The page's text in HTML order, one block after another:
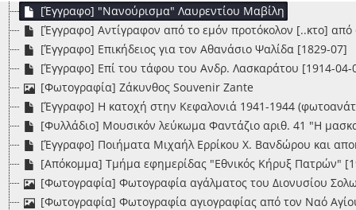
[Έγγραφο] "Νανούρισμα" Λαυρεντίου Μαβίλη
[Έγγραφο] Αντίγραφον από το εμόν προτόκολον [..κτο]
[Έγγραφο] Επικήδειος για τον Αθανάσιο Ψαλίδα [1829-07]
[Έγγραφο] Επί του τάφου του Ανδρ. Λασκαράτου [1914-04-
[Φωτογραφία] Ζάκυνθος Souvenir Zante
[Έγγραφο] Η κατοχή στην Κεφαλονιά 1941-1944
[Φυλλάδιο] Μουσικόν λεύκωμα Φαντάζιο αριθ. 41 "Η
[Έγγραφο] Ποιήματα Μιχαήλ Ερρίκου Χ. Βανδώρου και
[Απόκομμα] Τμήμα εφημερίδας "Εθνικός Κήρυξ Πατρών"
[Φωτογραφία] Φωτογραφία αγάλματος του Διονυσίου
[Φωτογραφία] Φωτογραφία αγιογραφίας από τον Ναό